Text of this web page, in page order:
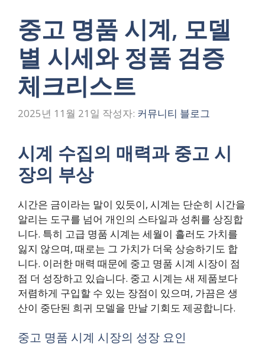
중고 명품 시계, 모델
별 시세와 정품 검증
체크리스트
2025년 11월 21일 작성자: 커뮤니티 블로그
시계 수집의 매력과 중고 시
장의 부상
시간은 금이라는 말이 있듯이, 시계는 단순히 시간을
알리는 도구를 넘어 개인의 스타일과 성취를 상징합
니다. 특히 고급 명품 시계는 세월이 흘러도 가치를
잃지 않으며, 때로는 그 가치가 더욱 상승하기도 합
니다. 이러한 매력 때문에 중고 명품 시계 시장이 점
점 더 성장하고 있습니다. 중고 시계는 새 제품보다
저렴하게 구입할 수 있는 장점이 있으며, 가끔은 생
산이 중단된 희귀 모델을 만날 기회도 제공합니다.
중고 명품 시계 시장의 성장 요인